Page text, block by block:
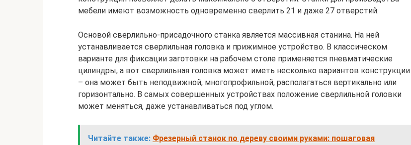
мебели имеют возможность одновременно сверлить 21 и даже 27 отверстий.
Основой сверлильно-присадочного станка является массивная станина. На ней
устанавливается сверлильная головка и прижимное устройство. В классическом
варианте для фиксации заготовки на рабочем столе применяется пневматические
цилиндры, а вот сверлильная головка может иметь несколько вариантов конструкции
– она может быть неподвижной, многопрофильной, располагаться вертикально или
горизонтально. В самых совершенных устройствах положение сверлильной головки
может меняться, даже устанавливаться под углом.
Читайте также: Фрезерный станок по дереву своими руками: пошаговая